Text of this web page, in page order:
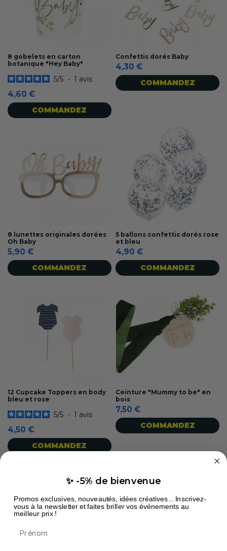
8 gobelets en carton
botanique "Hey Baby"
5/5 - 1 avis
4,60 €
COMMANDEZ
Confettis dorés Baby
4,30 €
COMMANDEZ
8 lunettes originales dorées
Oh Baby
5,90 €
COMMANDEZ
5 ballons confettis dorés rose
et bleu
4,90 €
COMMANDEZ
12 Cupcake Toppers en body
bleu et rose
5/5 - 1 avis
4,50 €
COMMANDEZ
Ceinture "Mummy to be" en
bois
7,50 €
COMMANDEZ
✨ -5% de bienvenue
Promos exclusives, nouveautés, idées créatives... Inscrivez-
vous à la newsletter et faites briller vos évènements au
meilleur prix !
Prénom